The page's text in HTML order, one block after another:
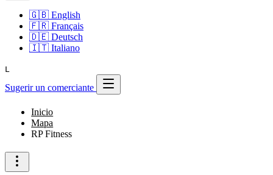
🇬🇧 English
🇫🇷 Français
🇩🇪 Deutsch
🇮🇹 Italiano
L
Sugerir un comerciante
Inicio
Mapa
RP Fitness